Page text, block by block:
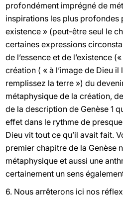
profondément imprégné de
inspirations les plus profondes
existence » (peut-être seul le
certaines expressions
de l’essence et de l’existence
création ( « à l’image de Dieu
remplissez la terre ») du
métaphysique de la création,
de la description de Genèse 1
effet dans le rythme de
Dieu vit tout ce qu’il avait fait.
premier chapitre de la Genèse
métaphysique et aussi une
certainement un sens
6. Nous arrêterons ici nos